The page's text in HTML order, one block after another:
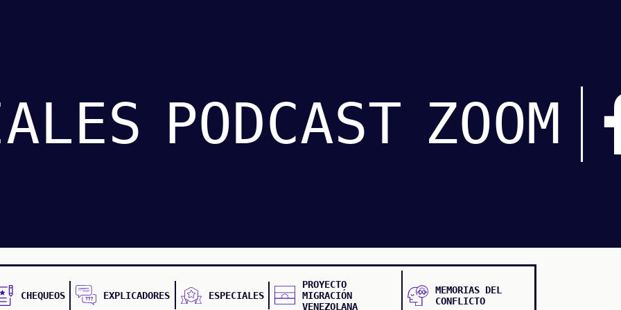
PODCAST ZOOM
CHEQUEOS EXPLICADORES ESPECIALES
PROYECTO
MIGRACIÓN
VENEZOLANA
MEMORIAS DEL
CONFLICTO